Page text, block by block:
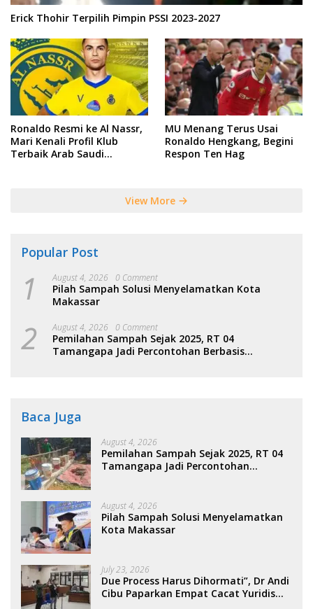
Erick Thohir Terpilih Pimpin PSSI 2023-2027
Ronaldo Resmi ke Al Nassr,
Mari Kenali Profil Klub
Terbaik Arab Saudi
MU Menang Terus Usai
Ronaldo Hengkang, Begini
Respon Ten Hag
View More
Popular Post
1 August 4, 2026 0 Comment
Pilah Sampah Solusi Menyelamatkan Kota
Makassar
2 August 4, 2026 0 Comment
Pemilahan Sampah Sejak 2025, RT 04
Tamangapa Jadi Percontohan Berbasis
Baca Juga
August 4, 2026
Pemilahan Sampah Sejak 2025, RT 04
Tamangapa Jadi Percontohan
August 4, 2026
Pilah Sampah Solusi Menyelamatkan
Kota Makassar
July 23, 2026
Due Process Harus Dihormati”, Dr Andi
Cibu Paparkan Empat Cacat Yuridis